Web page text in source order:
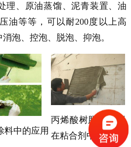
理、原油蒸馏、泥青装置、油
油等等，可以耐200度以上高
泡、控泡、脱泡、抑泡。
料中的应用
丙烯酸树脂消泡剂
在粘合剂中的应用